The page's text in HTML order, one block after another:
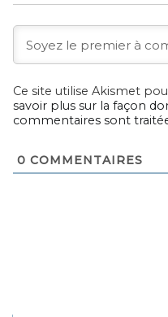
Ce site utilise Akismet
savoir plus sur la façon
commentaires sont
0 COMMENTAIRES